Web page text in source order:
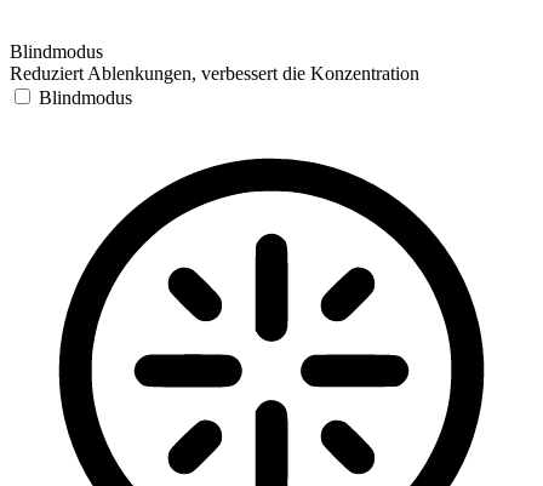
Blindmodus
Reduziert Ablenkungen, verbessert die Konzentration
Blindmodus